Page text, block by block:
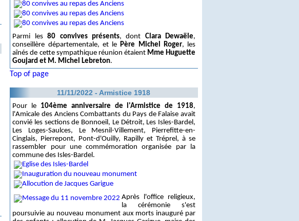
Parmi les80 convives présents, dont Clara Dewaële,
conseillère départementale, et lePère Michel Roger, les
aînés de cette sympathique réunion étaient Mme Huguette
Goujard et M. Michel Lebreton.
Top of page
11/11/2022 - Armistice 1918
Pour le 104ème anniversaire de l'Armistice de 1918,
l'Amicale des Anciens Combattants du Pays de Falaise avait
convié les sections de Bonnoeil, Le Détroit, Les Isles-Bardel,
Les Loges-Saulces, Le Mesnil-Villement, Pierrefitte-en-
Cinglais, Pierrepont, Pont-d'Ouilly, Rapilly et Tréprel, à se
rassembler pour une commémoration organisée par la
commune des Isles-Bardel.
Après l'office religieux,
la cérémonie s'est
poursuivie au nouveau monument aux morts inauguré par